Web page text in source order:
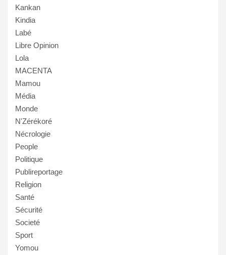
Kankan
Kindia
Labé
Libre Opinion
Lola
MACENTA
Mamou
Média
Monde
N'Zérékoré
Nécrologie
People
Politique
Publireportage
Religion
Santé
Sécurité
Societé
Sport
Yomou